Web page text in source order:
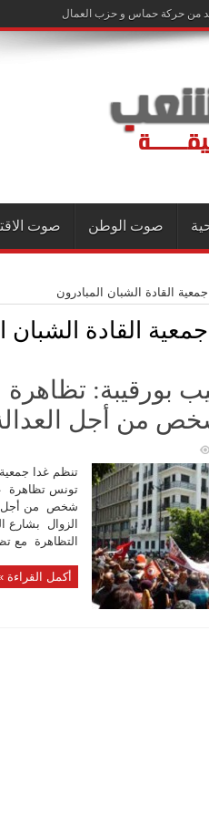
من حركة حماس و حزب العمال
صوت الوطن صوت
القادة الشبان المبادرون
جمعية القادة الشبان
بورقيبة: تظاهرة
من أجل
تنظم غدا
تونس تظاهرة
شخص من أجل
الزوال بشارع
التظاهرة مع
أكمل القراءة